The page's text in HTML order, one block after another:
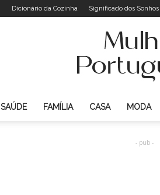
Dicionário da Cozinha Significado dos Sonhos
SAÚDE FAMÍLIA CASA MODA
- pub -